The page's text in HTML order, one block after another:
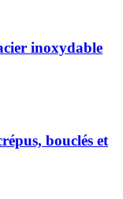
inoxydable
bouclés et